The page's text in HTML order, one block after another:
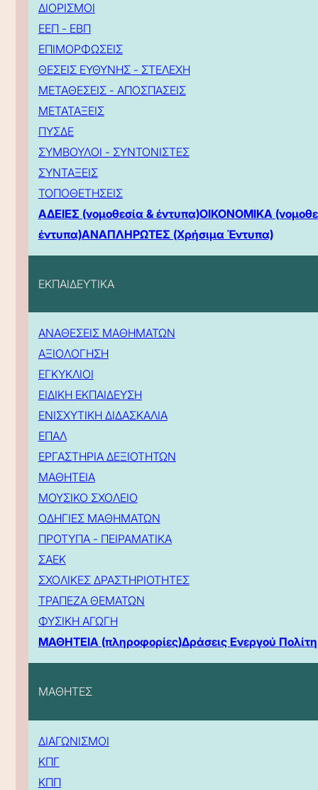
ΔΙΟΡΙΣΜΟΙ
ΕΕΠ - ΕΒΠ
ΕΠΙΜΟΡΦΩΣΕΙΣ
ΘΕΣΕΙΣ ΕΥΘΥΝΗΣ - ΣΤΕΛΕΧΗ
ΜΕΤΑΘΕΣΕΙΣ - ΑΠΟΣΠΑΣΕΙΣ
ΜΕΤΑΤΑΞΕΙΣ
ΠΥΣΔΕ
ΣΥΜΒΟΥΛΟΙ - ΣΥΝΤΟΝΙΣΤΕΣ
ΣΥΝΤΑΞΕΙΣ
ΤΟΠΟΘΕΤΗΣΕΙΣ
ΑΔΕΙΕΣ (νομοθεσία & έντυπα)ΟΙΚΟΝΟΜΙΚΑ
έντυπα)ΑΝΑΠΛΗΡΩΤΕΣ (Χρήσιμα Έντυπα)
ΕΚΠΑΙΔΕΥΤΙΚΑ
ΑΝΑΘΕΣΕΙΣ ΜΑΘΗΜΑΤΩΝ
ΑΞΙΟΛΟΓΗΣΗ
ΕΓΚΥΚΛΙΟΙ
ΕΙΔΙΚΗ ΕΚΠΑΙΔΕΥΣΗ
ΕΝΙΣΧΥΤΙΚΗ ΔΙΔΑΣΚΑΛΙΑ
ΕΠΑΛ
ΕΡΓΑΣΤΗΡΙΑ ΔΕΞΙΟΤΗΤΩΝ
ΜΑΘΗΤΕΙΑ
ΜΟΥΣΙΚΟ ΣΧΟΛΕΙΟ
ΟΔΗΓΙΕΣ ΜΑΘΗΜΑΤΩΝ
ΠΡΟΤΥΠΑ - ΠΕΙΡΑΜΑΤΙΚΑ
ΣΑΕΚ
ΣΧΟΛΙΚΕΣ ΔΡΑΣΤΗΡΙΟΤΗΤΕΣ
ΤΡΑΠΕΖΑ ΘΕΜΑΤΩΝ
ΦΥΣΙΚΗ ΑΓΩΓΗ
ΜΑΘΗΤΕΙΑ (πληροφορίες)Δράσεις Ενεργού Πολίτη
ΜΑΘΗΤΕΣ
ΔΙΑΓΩΝΙΣΜΟΙ
ΚΠΓ
ΚΠΠ